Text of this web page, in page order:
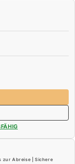
zur Abreise | Sichere